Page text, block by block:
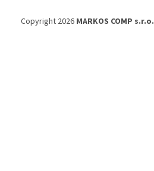
Copyright 2026 MARKOS COMP s.r.o.